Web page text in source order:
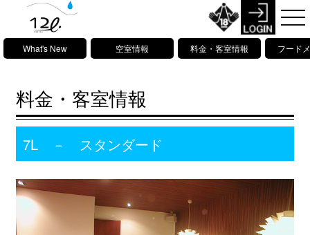
What's New 空室情報 料金・客室情報 フード
料金・客室情報
7L － スタンダード